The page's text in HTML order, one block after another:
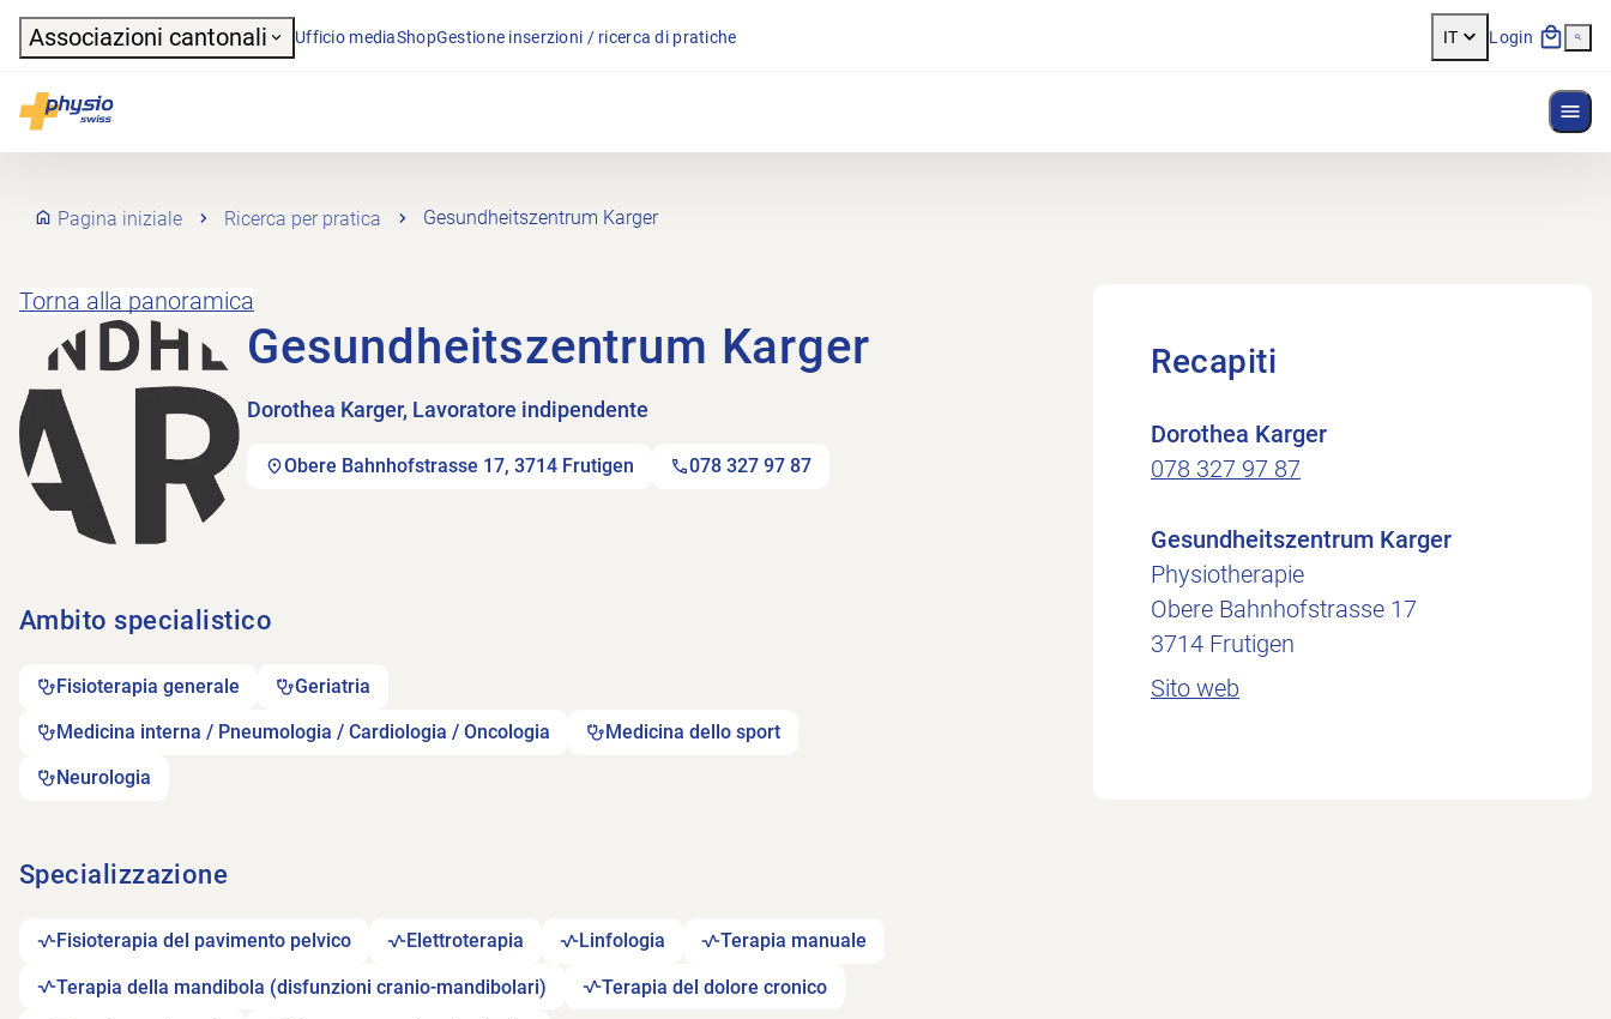
Header
Associazioni cantonali Ufficio mediaShopGestione inserzioni / ricerca di pratiche IT Login
Physioswiss
Navigazione principale
Pagina iniziale Ricerca per pratica Gesundheitszentrum Karger
Torna alla panoramica
Gesundheitszentrum Karger
Dorothea Karger, Lavoratore indipendente
Obere Bahnhofstrasse 17, 3714 Frutigen 078 327 97 87
Ambito specialistico
Fisioterapia generale Geriatria
Medicina interna / Pneumologia / Cardiologia / Oncologia Medicina dello sport
Neurologia
Specializzazione
Fisioterapia del pavimento pelvico Elettroterapia Linfologia Terapia manuale
Terapia della mandibola (disfunzioni cranio-mandibolari) Terapia del dolore cronico
Recapiti
Dorothea Karger
078 327 97 87
Gesundheitszentrum Karger
Physiotherapie
Obere Bahnhofstrasse 17
3714 Frutigen
Sito web